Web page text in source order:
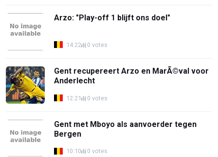
Arzo: "Play-off 1 blijft ons doel"
14:22 0 votes
Gent recupereert Arzo en MarÃ©val voor
Anderlecht
12:21 0 votes
Gent met Mboyo als aanvoerder tegen
Bergen
10:10 0 votes